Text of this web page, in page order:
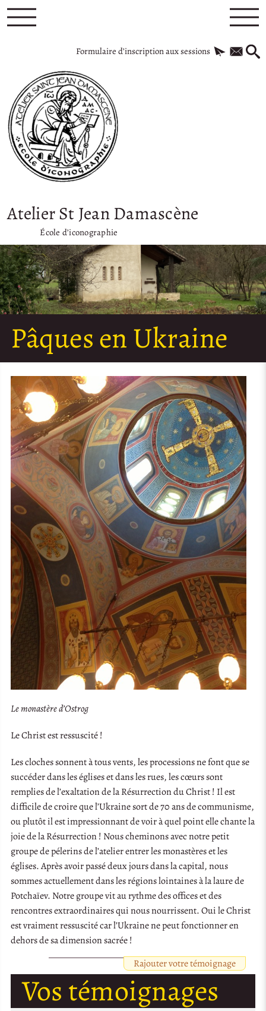
Formulaire d’inscription aux sessions
Atelier St Jean Damascène
École d’iconographie
Pâques en Ukraine
Le monastère d’Ostrog
Le Christ est ressuscité !
Les cloches sonnent à tous vents, les processions ne font que se
succéder dans les églises et dans les rues, les cœurs sont
remplies de l’exaltation de la Résurrection du Christ ! Il est
difficile de croire que l’Ukraine sort de 70 ans de communisme,
ou plutôt il est impressionnant de voir à quel point elle chante la
joie de la Résurrection ! Nous cheminons avec notre petit
groupe de pélerins de l’atelier entrer les monastères et les
églises. Après avoir passé deux jours dans la capital, nous
sommes actuellement dans les régions lointaines à la laure de
Potchaïev. Notre groupe vit au rythme des offices et des
rencontres extraordinaires qui nous nourrissent. Oui le Christ
est vraiment ressuscité car l’Ukraine ne peut fonctionner en
dehors de sa dimension sacrée !
Rajouter votre témoignage
Vos témoignages